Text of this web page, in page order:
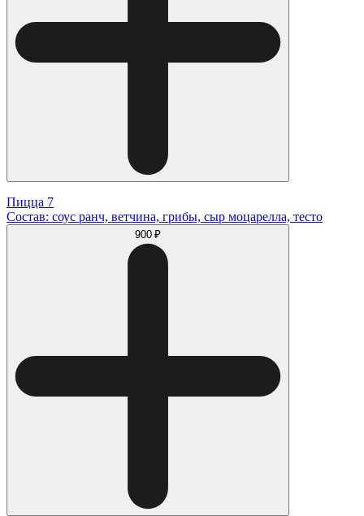
Пицца 7
Состав: соус ранч, ветчина, грибы, сыр моцарелла, тесто
900 ₽